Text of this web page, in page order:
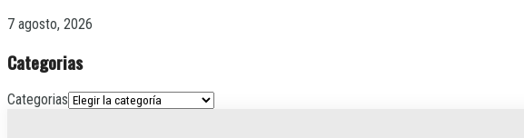
7 agosto, 2026
Categorias
Categorias